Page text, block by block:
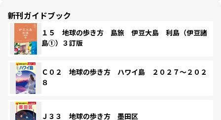
新刊ガイドブック
１５ 地球の歩き方 島旅 伊豆大島 利島（伊豆諸
島①）３訂版
Ｃ０２ 地球の歩き方 ハワイ島 ２０２７～２０２
８
Ｊ３３ 地球の歩き方 墨田区